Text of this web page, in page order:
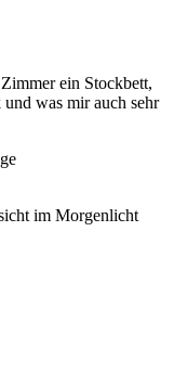
ein Stockbett,
was mir auch sehr
im Morgenlicht